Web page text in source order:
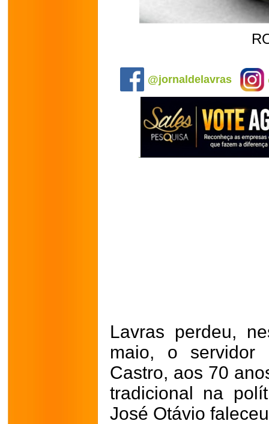
@jornaldelavras
Lavras perdeu,
maio, o servidor
Castro, aos 70
tradicional na
José Otávio